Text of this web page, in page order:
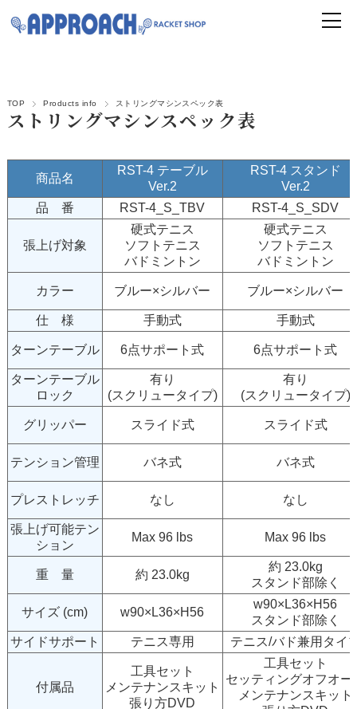
TOP Products info ストリングマシンスペック表
ストリングマシンスペック表
商品名
RST-4 テーブル
Ver.2
RST-4 スタンド
Ver.2
品 番
RST-4_S_TBV RST-4_S_SDV
張上げ対象
硬式テニス
ソフトテニス
バドミントン
硬式テニス
ソフトテニス
バドミントン
カラー ブルー×シルバー ブルー×シルバー
仕 様 手動式 手動式
ターンテーブル 6点サポート式 6点サポート式
ターンテーブル
ロック
有り
(スクリュータイプ)
有り
(スクリュータイプ)
グリッパー スライド式 スライド式
テンション管理 バネ式 バネ式
プレストレッチ なし なし
張上げ可能テン
ション
Max 96 lbs Max 96 lbs
重 量 約 23.0kg
約 23.0kg
スタンド部除く
サイズ (cm) w90×L36×H56
w90×L36×H56
スタンド部除く
サイドサポート
テニス専用 テニス/バド兼用タイ
付属品
工具セット
メンテナンスキット
張り方DVD
工具セット
セッティングオフオー
メンテナンスキット